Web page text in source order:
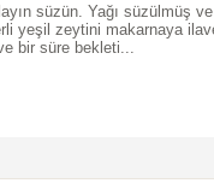
süzün. Yağı süzülmüş
yeşil zeytini makarnaya
bir süre bekleti...